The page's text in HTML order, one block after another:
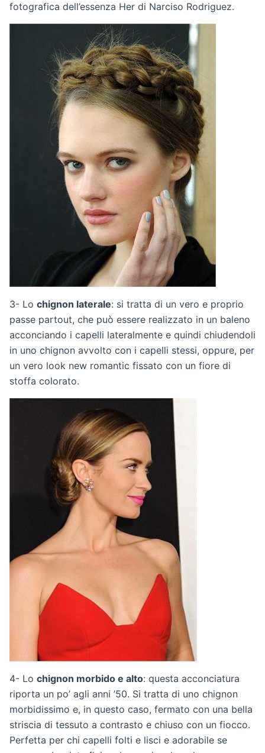
fotografica dell’essenza Her di Narciso Rodriguez.
3- Lo chignon laterale: si tratta di un vero e proprio
passe partout, che può essere realizzato in un baleno
acconciando i capelli lateralmente e quindi chiudendoli
in uno chignon avvolto con i capelli stessi, oppure, per
un vero look new romantic fissato con un fiore di
stoffa colorato.
4- Lo chignon morbido e alto: questa acconciatura
riporta un po’ agli anni ’50. Si tratta di uno chignon
morbidissimo e, in questo caso, fermato con una bella
striscia di tessuto a contrasto e chiuso con un fiocco.
Perfetta per chi capelli folti e lisci e adorabile se